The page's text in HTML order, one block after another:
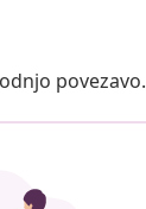
povezavo.